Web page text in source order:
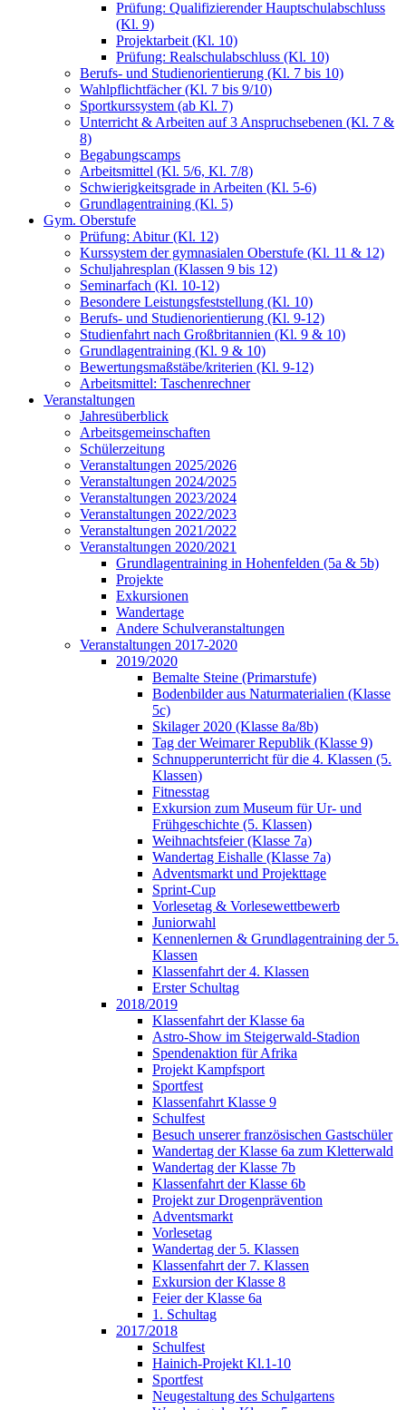
Prüfung: Qualifizierender Hauptschulabschluss
(Kl. 9)
Projektarbeit (Kl. 10)
Prüfung: Realschulabschluss (Kl. 10)
Berufs- und Studienorientierung (Kl. 7 bis 10)
Wahlpflichtfächer (Kl. 7 bis 9/10)
Sportkurssystem (ab Kl. 7)
Unterricht & Arbeiten auf 3 Anspruchsebenen (Kl. 7 &
8)
Begabungscamps
Arbeitsmittel (Kl. 5/6, Kl. 7/8)
Schwierigkeitsgrade in Arbeiten (Kl. 5-6)
Grundlagentraining (Kl. 5)
Gym. Oberstufe
Prüfung: Abitur (Kl. 12)
Kurssystem der gymnasialen Oberstufe (Kl. 11 & 12)
Schuljahresplan (Klassen 9 bis 12)
Seminarfach (Kl. 10-12)
Besondere Leistungsfeststellung (Kl. 10)
Berufs- und Studienorientierung (Kl. 9-12)
Studienfahrt nach Großbritannien (Kl. 9 & 10)
Grundlagentraining (Kl. 9 & 10)
Bewertungsmaßstäbe/kriterien (Kl. 9-12)
Arbeitsmittel: Taschenrechner
Veranstaltungen
Jahresüberblick
Arbeitsgemeinschaften
Schülerzeitung
Veranstaltungen 2025/2026
Veranstaltungen 2024/2025
Veranstaltungen 2023/2024
Veranstaltungen 2022/2023
Veranstaltungen 2021/2022
Veranstaltungen 2020/2021
Grundlagentraining in Hohenfelden (5a & 5b)
Projekte
Exkursionen
Wandertage
Andere Schulveranstaltungen
Veranstaltungen 2017-2020
2019/2020
Bemalte Steine (Primarstufe)
Bodenbilder aus Naturmaterialien (Klasse
5c)
Skilager 2020 (Klasse 8a/8b)
Tag der Weimarer Republik (Klasse 9)
Schnupperunterricht für die 4. Klassen (5.
Klassen)
Fitnesstag
Exkursion zum Museum für Ur- und
Frühgeschichte (5. Klassen)
Weihnachtsfeier (Klasse 7a)
Wandertag Eishalle (Klasse 7a)
Adventsmarkt und Projekttage
Sprint-Cup
Vorlesetag & Vorlesewettbewerb
Juniorwahl
Kennenlernen & Grundlagentraining der 5.
Klassen
Klassenfahrt der 4. Klassen
Erster Schultag
2018/2019
Klassenfahrt der Klasse 6a
Astro-Show im Steigerwald-Stadion
Spendenaktion für Afrika
Projekt Kampfsport
Sportfest
Klassenfahrt Klasse 9
Schulfest
Besuch unserer französischen Gastschüler
Wandertag der Klasse 6a zum Kletterwald
Wandertag der Klasse 7b
Klassenfahrt der Klasse 6b
Projekt zur Drogenprävention
Adventsmarkt
Vorlesetag
Wandertag der 5. Klassen
Klassenfahrt der 7. Klassen
Exkursion der Klasse 8
Feier der Klasse 6a
1. Schultag
2017/2018
Schulfest
Hainich-Projekt Kl.1-10
Sportfest
Neugestaltung des Schulgartens